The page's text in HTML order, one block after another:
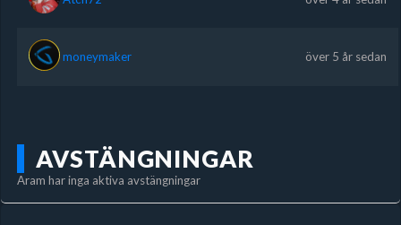
moneymaker över 5 år sedan
AVSTÄNGNINGAR
Aram har inga aktiva avstängningar